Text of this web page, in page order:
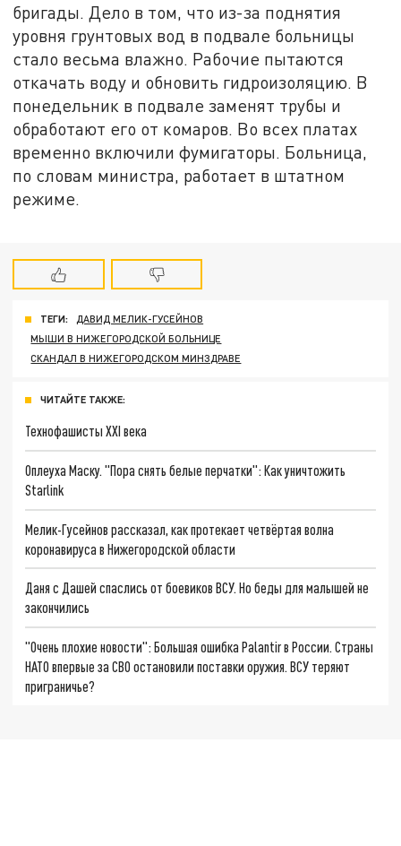
бригады. Дело в том, что из-за поднятия
уровня грунтовых вод в подвале больницы
стало весьма влажно. Рабочие пытаются
откачать воду и обновить гидроизоляцию. В
понедельник в подвале заменят трубы и
обработают его от комаров. Во всех платах
временно включили фумигаторы. Больница,
по словам министра, работает в штатном
режиме.
ТЕГИ:
ДАВИД МЕЛИК-ГУСЕЙНОВ
МЫШИ В НИЖЕГОРОДСКОЙ БОЛЬНИЦЕ
СКАНДАЛ В НИЖЕГОРОДСКОМ МИНЗДРАВЕ
ЧИТАЙТЕ ТАКЖЕ:
Технофашисты XXI века
Оплеуха Маску. "Пора снять белые перчатки": Как уничтожить
Starlink
Мелик-Гусейнов рассказал, как протекает четвёртая волна
коронавируса в Нижегородской области
Даня с Дашей спаслись от боевиков ВСУ. Но беды для малышей не
закончились
"Очень плохие новости": Большая ошибка Palantir в России. Страны
НАТО впервые за СВО остановили поставки оружия. ВСУ теряют
приграничье?